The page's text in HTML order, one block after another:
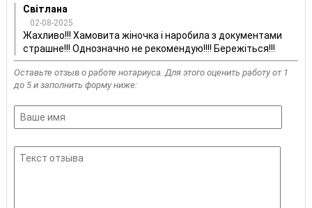
Світлана
02-08-2025
Жахливо!!! Хамовита жіночка і наробила з документами
страшне!!! Однозначно не рекомендую!!!! Бережіться!!!
Оставьте отзыв о работе нотариуса. Для этого оценить работу от 1
до 5 и заполнить форму ниже: